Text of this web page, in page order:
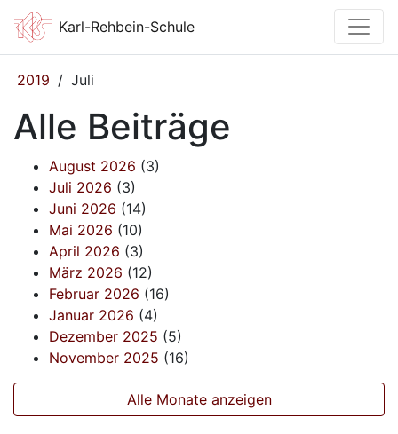
Karl-Rehbein-Schule
2019 / Juli
Alle Beiträge
August 2026 (3)
Juli 2026 (3)
Juni 2026 (14)
Mai 2026 (10)
April 2026 (3)
März 2026 (12)
Februar 2026 (16)
Januar 2026 (4)
Dezember 2025 (5)
November 2025 (16)
Alle Monate anzeigen